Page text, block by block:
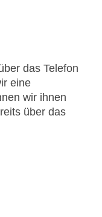
das Telefon
eine
wir ihnen
über das